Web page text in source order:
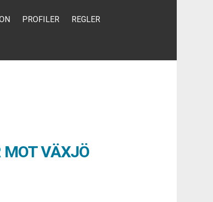
PROFILER REGLER
MOT VÄXJÖ